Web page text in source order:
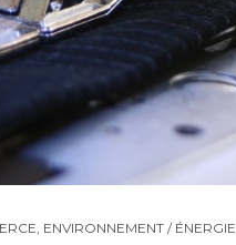
, ENVIRONNEMENT / ÉNERGIE